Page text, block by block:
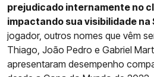
prejudicado internamente no
impactando sua visibilidade na
jogador, outros nomes que vêm
Thiago, João Pedro e Gabriel
apresentaram desempenho